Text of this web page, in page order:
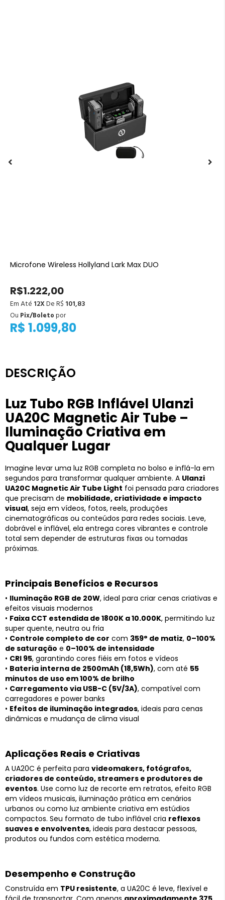
Microfone Wireless Hollyland Lark Max DUO
R$1.222,00
Em Até 12XDe R$ 101,83
R$ 1.099,80
Ou Pix/Boletopor
DESCRIÇÃO
Luz Tubo RGB Inflável Ulanzi
UA20C Magnetic Air Tube –
Iluminação Criativa em
Qualquer Lugar
Imagine levar uma luz RGB completa no bolso e inflá-la em
segundos para transformar qualquer ambiente. A Ulanzi
UA20C Magnetic Air Tube Light foi pensada para criadores
que precisam de mobilidade, criatividade e impacto
visual, seja em vídeos, fotos, reels, produções
cinematográficas ou conteúdos para redes sociais. Leve,
dobrável e inflável, ela entrega cores vibrantes e controle
total sem depender de estruturas fixas ou tomadas
próximas.
Principais Benefícios e Recursos
• Iluminação RGB de 20W, ideal para criar cenas criativas e
efeitos visuais modernos
• Faixa CCT estendida de 1800K a 10.000K, permitindo luz
super quente, neutra ou fria
• Controle completo de cor com 359° de matiz, 0–100%
de saturação e 0–100% de intensidade
• CRI 95, garantindo cores fiéis em fotos e vídeos
• Bateria interna de 2500mAh (18,5Wh), com até 55
minutos de uso em 100% de brilho
• Carregamento via USB-C (5V/3A), compatível com
carregadores e power banks
• Efeitos de iluminação integrados, ideais para cenas
dinâmicas e mudança de clima visual
Aplicações Reais e Criativas
A UA20C é perfeita para videomakers, fotógrafos,
criadores de conteúdo, streamers e produtores de
eventos. Use como luz de recorte em retratos, efeito RGB
em vídeos musicais, iluminação prática em cenários
urbanos ou como luz ambiente criativa em estúdios
compactos. Seu formato de tubo inflável cria reflexos
suaves e envolventes, ideais para destacar pessoas,
produtos ou fundos com estética moderna.
Desempenho e Construção
Construída em TPU resistente, a UA20C é leve, flexível e